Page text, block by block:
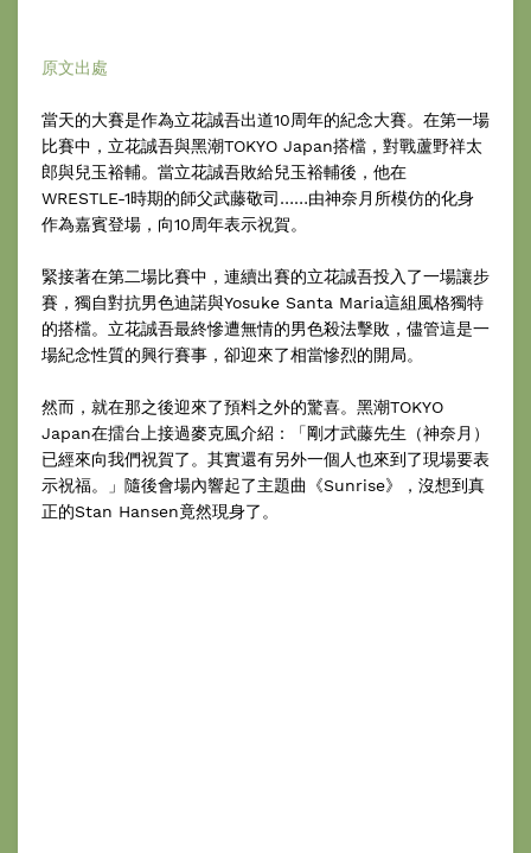
原文出處
當天的大賽是作為立花誠吾出道10周年的紀念大賽。在第一場
比賽中，立花誠吾與黑潮TOKYO Japan搭檔，對戰蘆野祥太
郎與兒玉裕輔。當立花誠吾敗給兒玉裕輔後，他在
WRESTLE-1時期的師父武藤敬司……由神奈月所模仿的化身
作為嘉賓登場，向10周年表示祝賀。
緊接著在第二場比賽中，連續出賽的立花誠吾投入了一場讓步
賽，獨自對抗男色迪諾與Yosuke Santa Maria這組風格獨特
的搭檔。立花誠吾最終慘遭無情的男色殺法擊敗，儘管這是一
場紀念性質的興行賽事，卻迎來了相當慘烈的開局。
然而，就在那之後迎來了預料之外的驚喜。黑潮TOKYO
Japan在擂台上接過麥克風介紹：「剛才武藤先生（神奈月）
已經來向我們祝賀了。其實還有另外一個人也來到了現場要表
示祝福。」隨後會場內響起了主題曲《Sunrise》，沒想到真
正的Stan Hansen竟然現身了。